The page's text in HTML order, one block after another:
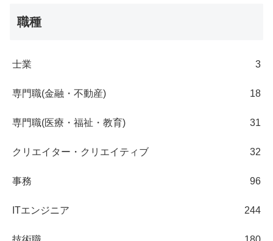
職種
士業 3
専門職(金融・不動産) 18
専門職(医療・福祉・教育) 31
クリエイター・クリエイティブ 32
事務 96
ITエンジニア 244